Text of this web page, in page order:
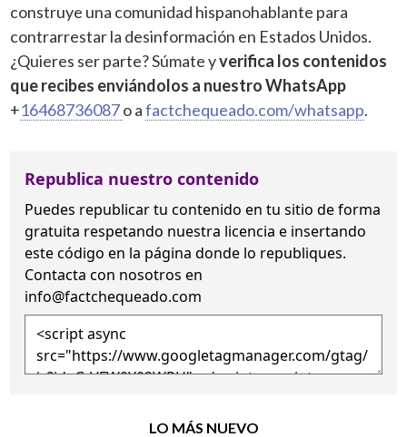
construye una comunidad hispanohablante para
contrarrestar la desinformación en Estados Unidos.
¿Quieres ser parte? Súmate yverifica los contenidos
que recibes enviándolos a nuestro WhatsApp
+16468736087o afactchequeado.com/whatsapp.
Republica nuestro contenido
Puedes republicar tu contenido en tu sitio de forma
gratuita respetando nuestra licencia e insertando
este código en la página donde lo republiques.
Contacta con nosotros en
info@factchequeado.com
LO MÁS NUEVO